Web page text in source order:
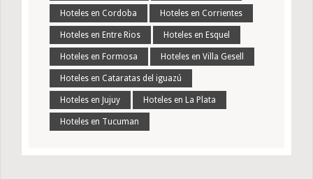
Hoteles en Cordoba Hoteles en Corrientes
Hoteles en Entre Rios Hoteles en Esquel
Hoteles en Formosa Hoteles en Villa Gesell
Hoteles en Cataratas del iguazú
Hoteles en Jujuy Hoteles en La Plata
Hoteles en Tucuman